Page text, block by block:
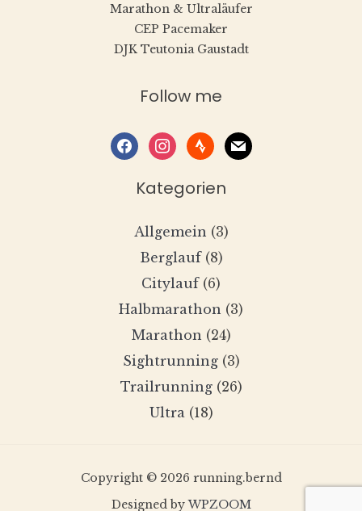
Marathon & Ultraläufer
CEP Pacemaker
DJK Teutonia Gaustadt
Follow me
facebookinstagram
stravamail
Kategorien
Allgemein (3)
Berglauf(8)
Citylauf(6)
Halbmarathon (3)
Marathon (24)
Sightrunning(3)
Trailrunning(26)
Ultra(18)
Copyright © 2026 running.bernd
Designed byWPZOOM